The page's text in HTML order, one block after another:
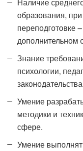
Наличие
образования,
переподготовке
дополнительном
Знание
психологии,
Умение
методики и
сфере.
Умение